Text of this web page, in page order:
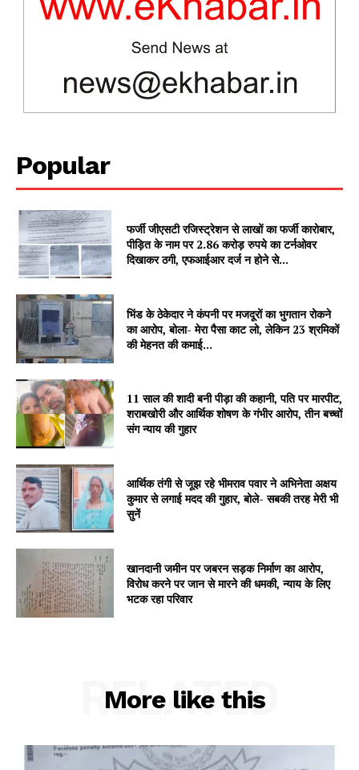
Company
Contact us
Popular
फर्जी जीएसटी रजिस्ट्रेशन से लाखों का फर्जी कारोबार,
पीड़ित के नाम पर 2.86 करोड़ रुपये का टर्नओवर
दिखाकर ठगी, एफआईआर दर्ज न होने से...
भिंड के ठेकेदार ने कंपनी पर मजदूरों का भुगतान रोकने
का आरोप, बोला- मेरा पैसा काट लो, लेकिन 23 श्रमिकों
की मेहनत की कमाई...
11 साल की शादी बनी पीड़ा की कहानी, पति पर मारपीट,
शराबखोरी और आर्थिक शोषण के गंभीर आरोप, तीन बच्चों
संग न्याय की गुहार
आर्थिक तंगी से जूझ रहे भीमराव पवार ने अभिनेता अक्षय
कुमार से लगाई मदद की गुहार, बोले- सबकी तरह मेरी भी
सुनें
खानदानी जमीन पर जबरन सड़क निर्माण का आरोप,
विरोध करने पर जान से मारने की धमकी, न्याय के लिए
भटक रहा परिवार
More like this
RELATED